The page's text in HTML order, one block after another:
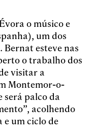
o músico e
um dos
esteve nas
o trabalho dos
visitar a
Montemor-o-
será palco da
acolhendo
um ciclo de